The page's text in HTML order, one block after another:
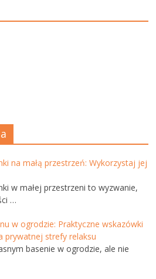
na małą przestrzeń: Wykorzystaj jej
w małej przestrzeni to wyzwanie,
…
w ogrodzie: Praktyczne wskazówki
prywatnej strefy relaksu
basenie w ogrodzie, ale nie